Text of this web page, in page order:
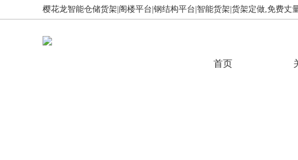
樱花龙智能仓储货架|阁楼平台|钢结构平台|智能货架|货架定做,免费丈
首页